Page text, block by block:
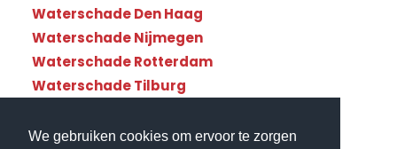
We gebruiken cookies om ervoor te zorgen
Waterschade Den Haag
Waterschade Nijmegen
Waterschade Rotterdam
Waterschade Tilburg